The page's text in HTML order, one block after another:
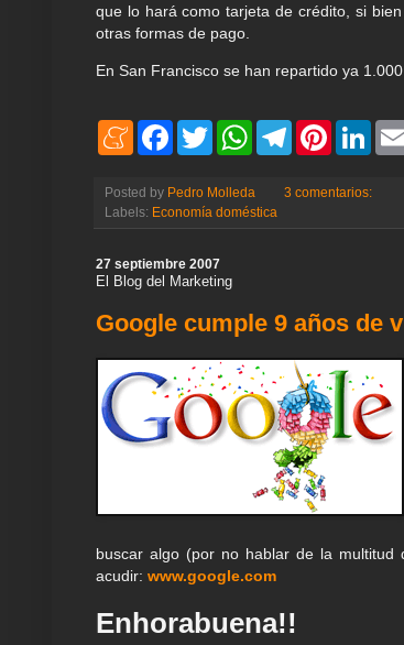
que lo hará como tarjeta de crédito, si
otras formas de pago.
En San Francisco se han repartido ya
M
a
m
e
F
b
o
o
T
w
t
e
r
W
s
A
p
T
g
a
P
e
e
L
e
I
Posted by Pedro Molleda
3 comentarios:
Labels: Economía doméstica
27 septiembre 2007
El Blog del Marketing
Google cumple 9 años de
buscar algo (por no hablar de la multitud
acudir: www.google.com
Enhorabuena!!